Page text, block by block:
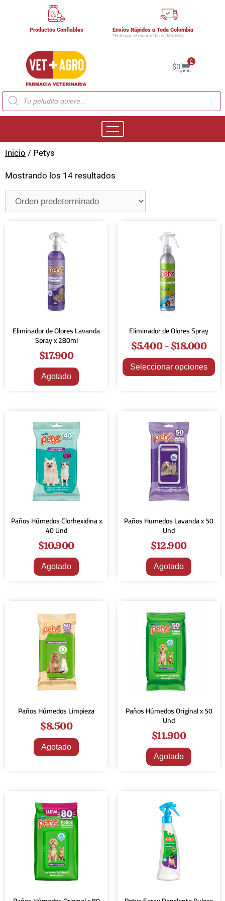
Productos Confiables Envíos Rápidos a Toda Colombia
*Entregas el mismo Día en Medellín
$0
0
Inicio / Petys
Mostrando los 14 resultados
Eliminador de Olores Lavanda
Spray x 280ml
$17.900
Agotado
Eliminador de Olores Spray
$5.400-$18.000
Seleccionar opciones
Paños Húmedos Clorhexidina x
40 Und
$10.900
Agotado
Paños Humedos Lavanda x 50
Und
$12.900
Agotado
Paños Húmedos Limpieza
$8.500
Agotado
Paños Húmedos Original x 50
Und
$11.900
Agotado